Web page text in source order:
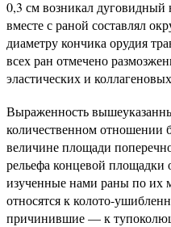
0,3 см возникал
вместе с раной составлял
диаметру кончика орудия
всех ран отмечено
эластических и
Выраженность
количественном отношении
величине площади
рельефа концевой площадки
изученные нами раны по их
относятся к колото-
причинившие — к